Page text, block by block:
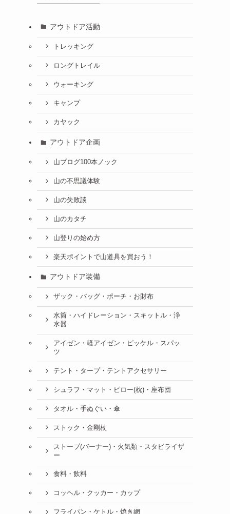
アウトドア活動
トレッキング
ロングトレイル
ウォーキング
キャンプ
カヤック
アウトドア企画
山ブログ100本ノック
山の不思議体験
山の失敗談
山のカタチ
山登りの始め方
楽天ポイントで山道具を買おう！
アウトドア装備
ザック・バッグ・ポーチ・お財布
水筒・ハイドレーション・スキットル・浄
水器
アイゼン・軽アイゼン・ピッケル・スパッ
ツ
テント・タープ・テントアクセサリー
シュラフ・マット・ピロー(枕)・座布団
タオル・手ぬぐい・傘
ストック・金剛杖
ストーブ(バーナー)・火気類・スタビライザ
ー
食料・飲料
コッヘル・クッカー・カップ
フライパン・ケトル・焼き網